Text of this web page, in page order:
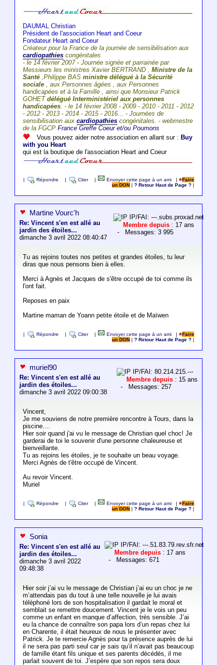
DAUMAL Christian
Président de l'association Heart and Coeur
Fondateur Heart and Coeur
Créateur pour la France de la journée de sensibilisation aux
cardiopathiescongénitales
- le 14 février 2007 - Journée signée et parrainée par
Messieurs les ministres Xavier BERTRAND , Ministre de la
Santé,Philippe BAS ministre délégué à la Sécurité
sociale, aux Personnes âgées , aux Personnes
handicapées et à la Famille , ainsi que Monsieur Patrick
GOHETdélégué Interministériel aux personnes
handicapées. - le 14 février 2008 - 2009 - 2010 - 2011 - 2012
- 2012 - 2013 - 2014 - 2015 - 2016... - Journées de
sensibilisation aux cardiopathiescongénitales. - webmestre
de la FGCP France Greffe Coeur et/ou Poumons
Vous pouvez aider notre association en allant sur : Buy
with you Heart
qui est la boutique de l'association Heart and Coeur
Répondre Citer Envoyer cette page à un ami |
Faire
un DON
|? Retour Haut de Page ?
Martine Vourc'h
Re: Vincent s'en est allé au
jardin des étoiles...
dimanche 3 avril 2022 08:40:47
IP/FAI: ---.subs.proxad.net
Membre depuis : 17 ans
- Messages: 3 995
Tu as rejoins toutes nos petites et grandes étoiles, tu leur
diras que nous pensons bien à elles.
Merci à Agnès et Jacques de s'être occupé de toi comme ils
l'ont fait.
Reposes en paix
Martine maman de Yoann petite étoile et de Maïwen
Répondre Citer Envoyer cette page à un ami |
Faire
un DON
|? Retour Haut de Page ?
muriel90
Re: Vincent s'en est allé au
jardin des étoiles...
dimanche 3 avril 2022 09:00:38
IP/FAI: 80.214.215.---
Membre depuis : 15 ans
- Messages: 257
Vincent,
Je me souviens de notre première rencontre à Tours, dans la
piscine....
Hier soir quand j'ai vu le message de Christian quel choc! Je
garderai de toi le souvenir d'une personne chaleureuse et
bienveillante.
Tu as rejoins les étoiles, je te souhaite un beau voyage.
Merci Agnès de t'être occupé de Vincent.
Au revoir Vincent.
Muriel
Répondre Citer Envoyer cette page à un ami |
Faire
un DON
|? Retour Haut de Page ?
Sonia
Re: Vincent s'en est allé au
jardin des étoiles...
dimanche 3 avril 2022
09:48:38
IP/FAI: ---.51.83.79.rev.sfr.net
Membre depuis : 17 ans
- Messages: 671
Hier soir j’ai vu le message de Christian j’ai eu un choc je ne
m’attendais pas du tout à une telle nouvelle je lui avais
téléphoné lors de son hospitalisation il gardait le moral et
semblait se remettre doucement. Vincent je le vois un peu
comme un enfant en manque d’affection, très sensible. J’ai
eu la chance de connaître son papa lors d’un repas chez lui
en Charente, il était heureux de nous le présenter avec
Patrick. Je te remercie Agnès pour ta présence auprès de lui
il ne sera pas parti seul car je sais qu’il n’avait pas beaucoup
de famille étant fils unique et ses parents décédés, il me
parlait souvent de toi. J’espère que son repos sera doux